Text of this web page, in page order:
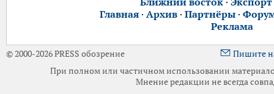
Главная· Архив· Партнёры·
Реклама
© 2000-2026 PRESS обозрение
Пишите
При полном или частичном использовании
Мнение редакции не всегда